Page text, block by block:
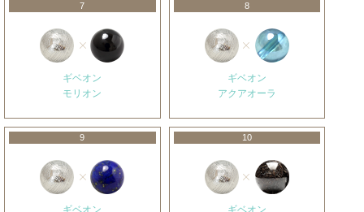
7
ギベオン
モリオン
8
ギベオン
アクアオーラ
9 10